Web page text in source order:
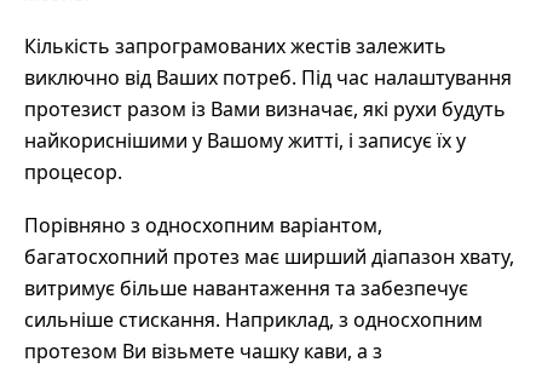
Кількість запрограмованих жестів залежить
виключно від Ваших потреб. Під час налаштування
протезист разом із Вами визначає, які рухи будуть
найкориснішими у Вашому житті, і записує їх у
процесор.
Порівняно з односхопним варіантом,
багатосхопний протез має ширший діапазон хвату,
витримує більше навантаження та забезпечує
сильніше стискання. Наприклад, з односхопним
протезом Ви візьмете чашку кави, а з